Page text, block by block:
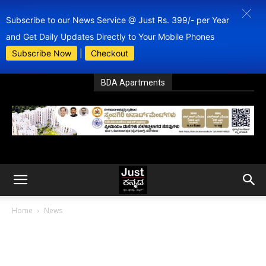
Subscribe to our News Service @ Just Rs. 399/- per Year
and Get Daily Updates Directly to Your Mobile Phones
Subscribe Now
Checkout
BDA Apartments
Home News